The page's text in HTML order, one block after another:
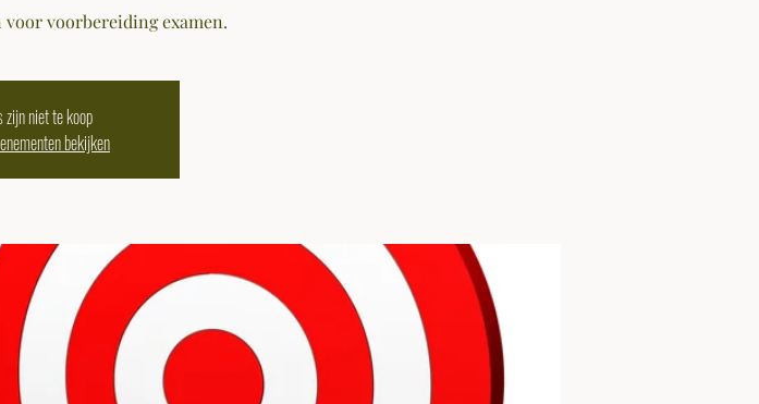
voorbereiding examen.
niet te koop
bekijken